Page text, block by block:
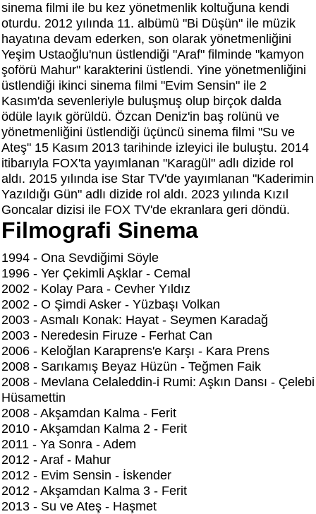
sinema filmi ile bu kez yönetmenlik koltuğuna kendi
oturdu. 2012 yılında 11. albümü "Bi Düşün" ile müzik
hayatına devam ederken, son olarak yönetmenliğini
Yeşim Ustaoğlu'nun üstlendiği "Araf" filminde "kamyon
şoförü Mahur" karakterini üstlendi. Yine yönetmenliğini
üstlendiği ikinci sinema filmi "Evim Sensin" ile 2
Kasım'da sevenleriyle buluşmuş olup birçok dalda
ödüle layık görüldü. Özcan Deniz'in baş rolünü ve
yönetmenliğini üstlendiği üçüncü sinema filmi "Su ve
Ateş" 15 Kasım 2013 tarihinde izleyici ile buluştu. 2014
itibarıyla FOX'ta yayımlanan "Karagül" adlı dizide rol
aldı. 2015 yılında ise Star TV'de yayımlanan "Kaderimin
Yazıldığı Gün" adlı dizide rol aldı. 2023 yılında Kızıl
Goncalar dizisi ile FOX TV'de ekranlara geri döndü.
Filmografi Sinema
1994 - Ona Sevdiğimi Söyle
1996 - Yer Çekimli Aşklar - Cemal
2002 - Kolay Para - Cevher Yıldız
2002 - O Şimdi Asker - Yüzbaşı Volkan
2003 - Asmalı Konak: Hayat - Seymen Karadağ
2003 - Neredesin Firuze - Ferhat Can
2006 - Keloğlan Karaprens'e Karşı - Kara Prens
2008 - Sarıkamış Beyaz Hüzün - Teğmen Faik
2008 - Mevlana Celaleddin-i Rumi: Aşkın Dansı - Çelebi
Hüsamettin
2008 - Akşamdan Kalma - Ferit
2010 - Akşamdan Kalma 2 - Ferit
2011 - Ya Sonra - Adem
2012 - Araf - Mahur
2012 - Evim Sensin - İskender
2012 - Akşamdan Kalma 3 - Ferit
2013 - Su ve Ateş - Haşmet